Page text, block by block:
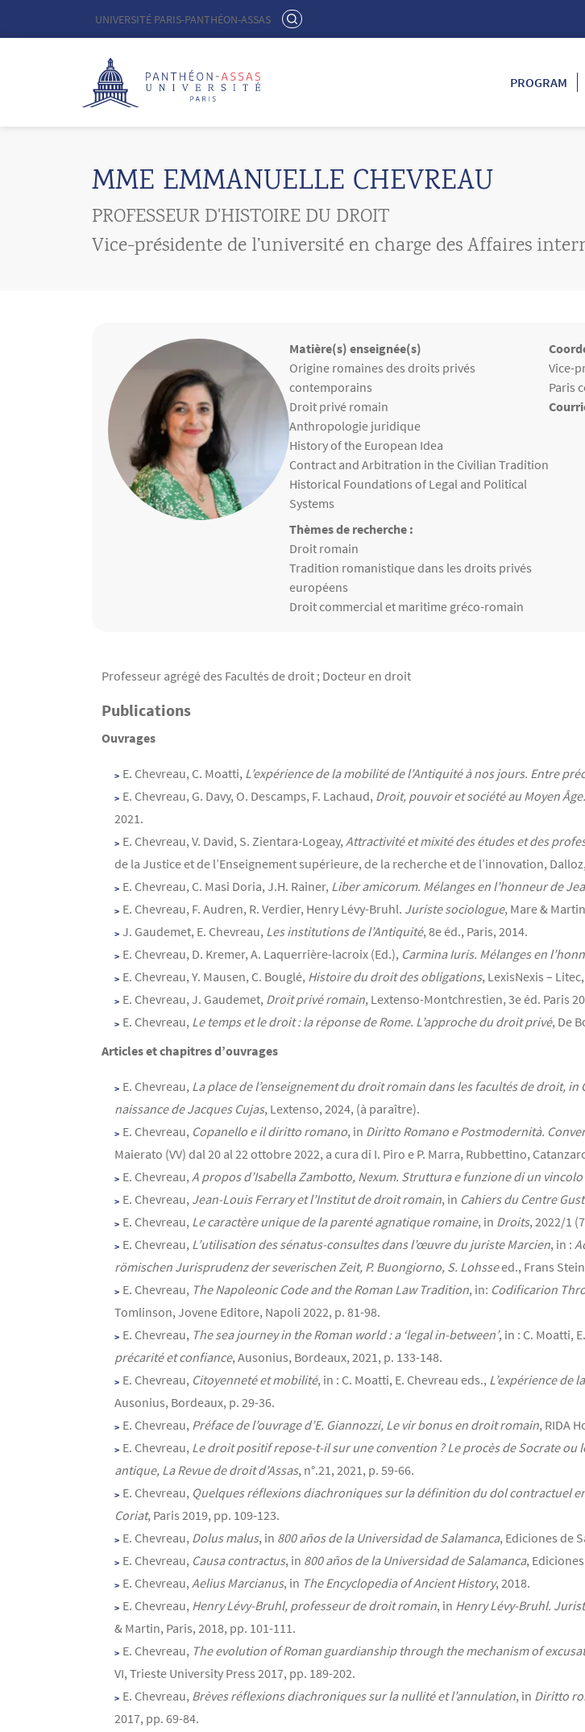
Menu liste site Custom EN
UNIVERSITÉ PARIS-PANTHÉON-ASSAS RECHERCHER
Logo
PROGRAM
MME EMMANUELLE CHEVREAU
PROFESSEUR D'HISTOIRE DU DROIT
Vice-présidente de l’université en charge des Affaires
Matière(s) enseignée(s)
Matières enseignées
Origine romaines des droits privés
contemporains
Droit privé romain
Anthropologie juridique
History of the European Idea
Contract and Arbitration in the Civilian Tradition
Historical Foundations of Legal and Political
Systems
Thèmes de recherche :
Thèmes de recherche
Droit romain
Tradition romanistique dans les droits privés
européens
Droit commercial et maritime gréco-romain
Vice-
Paris
Contenu
Texte
Professeur agrégé des Facultés de droit ; Docteur en droit
Publications
Ouvrages
E. Chevreau, C. Moatti, L’expérience de la mobilité de l’Antiquité à nos jours. Entre
E. Chevreau, G. Davy, O. Descamps, F. Lachaud, Droit, pouvoir et société au Moyen
2021.
E. Chevreau, V. David, S. Zientara-Logeay, Attractivité et mixité des études et des
de la Justice et de l’Enseignement supérieure, de la recherche et de l’innovation,
E. Chevreau, C. Masi Doria, J.H. Rainer, Liber amicorum. Mélanges en l’honneur de
E. Chevreau, F. Audren, R. Verdier, Henry Lévy-Bruhl. Juriste sociologue, Mare &
J. Gaudemet, E. Chevreau, Les institutions de l’Antiquité, 8e éd., Paris, 2014.
E. Chevreau, D. Kremer, A. Laquerrière-lacroix (Ed.), Carmina Iuris. Mélanges en
E. Chevreau, Y. Mausen, C. Bouglé, Histoire du droit des obligations, LexisNexis –
E. Chevreau, J. Gaudemet, Droit privé romain, Lextenso-Montchrestien, 3e éd. Paris
E. Chevreau, Le temps et le droit : la réponse de Rome. L’approche du droit privé, De
Articles et chapitres d’ouvrages
E. Chevreau, La place de l’enseignement du droit romain dans les facultés de droit,
naissance de Jacques Cujas, Lextenso, 2024, (à paraître).
E. Chevreau, Copanello e il diritto romano, in Diritto Romano e Postmodernità.
Maierato (VV) dal 20 al 22 ottobre 2022, a cura di I. Piro e P. Marra, Rubbettino,
E. Chevreau, A propos d’Isabella Zambotto, Nexum. Struttura e funzione di un
E. Chevreau, Jean-Louis Ferrary et l’Institut de droit romain, in Cahiers du Centre
E. Chevreau, Le caractère unique de la parenté agnatique romaine, in Droits, 2022/1
E. Chevreau, L’utilisation des sénatus-consultes dans l’œuvre du juriste Marcien, in :
römischen Jurisprudenz der severischen Zeit, P. Buongiorno, S. Lohsseed., Frans
E. Chevreau, The Napoleonic Code and the Roman Law Tradition, in: Codificarion
Tomlinson, Jovene Editore, Napoli 2022, p. 81-98.
E. Chevreau, The sea journey in the Roman world : a ‘legal in-between’, in : C. Moatti,
précarité et confiance, Ausonius, Bordeaux, 2021, p. 133-148.
E. Chevreau, Citoyenneté et mobilité, in : C. Moatti, E. Chevreau eds., L’expérience de
Ausonius, Bordeaux, p. 29-36.
E. Chevreau, Préface de l’ouvrage d’E. Giannozzi, Le vir bonus en droit romain, RIDA
E. Chevreau, Le droit positif repose-t-il sur une convention ? Le procès de Socrate ou
antique, La Revue de droit d’Assas, n°.21, 2021, p. 59-66.
E. Chevreau, Quelques réflexions diachroniques sur la définition du dol contractuel
Coriat, Paris 2019, pp. 109-123.
E. Chevreau, Dolus malus, in 800 años de la Universidad de Salamanca, Ediciones de
E. Chevreau, Causa contractus, in 800 años de la Universidad de Salamanca,
E. Chevreau, Aelius Marcianus, in The Encyclopedia of Ancient History, 2018.
E. Chevreau, Henry Lévy-Bruhl, professeur de droit romain, in Henry Lévy-Bruhl.
& Martin, Paris, 2018, pp. 101-111.
E. Chevreau, The evolution of Roman guardianship through the mechanism of
VI, Trieste University Press 2017, pp. 189-202.
E. Chevreau, Brèves réflexions diachroniques sur la nullité et l’annulation, in Diritto
2017, pp. 69-84.